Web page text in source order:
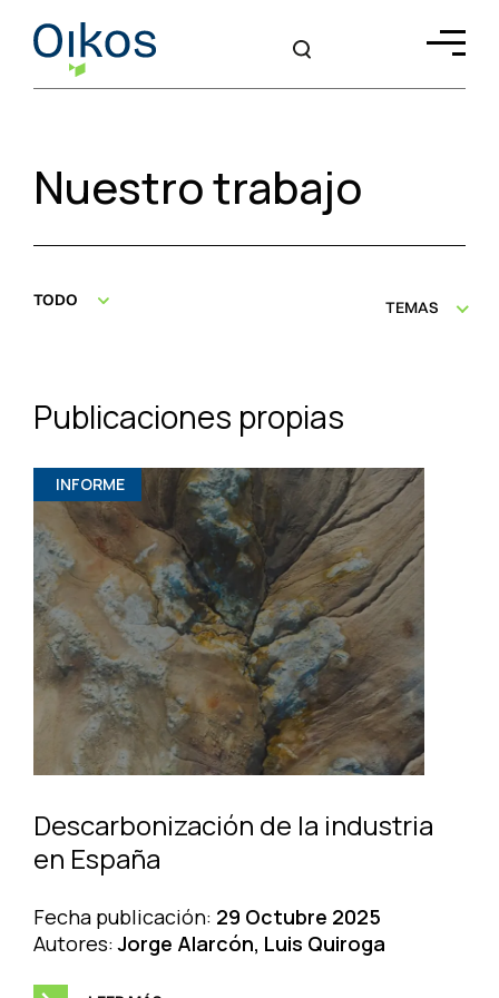
Nuestro trabajo
TODO TEMAS
Publicaciones propias
INFORME
Descarbonización de la industria
en España
Fecha publicación: 29 Octubre 2025
Autores:Jorge Alarcón, Luis Quiroga